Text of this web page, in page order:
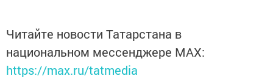
Читайте новости Татарстана в
национальном мессенджере MАХ:
https://max.ru/tatmedia